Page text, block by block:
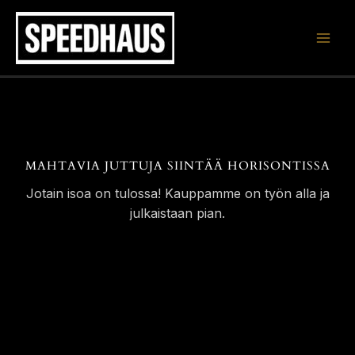
Siirry
sisältöön
MAHTAVIA JUTTUJA SIINTÄÄ HORISONTISSA
Jotain isoa on tulossa! Kauppamme on työn alla ja
julkaistaan pian.